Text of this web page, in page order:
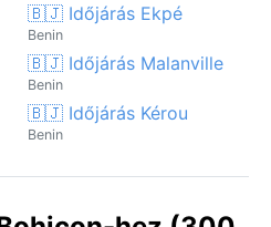
🇧🇯 Időjárás Ekpé
Benin
🇧🇯 Időjárás Malanville
Benin
🇧🇯 Időjárás Kérou
Benin